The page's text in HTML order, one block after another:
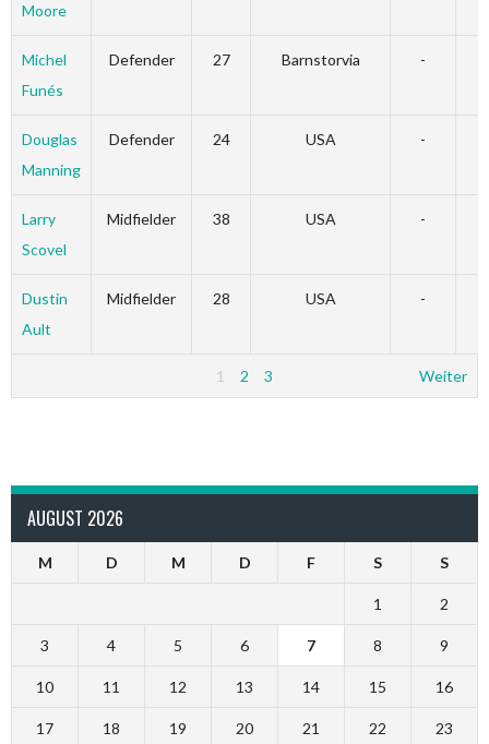
Moore
Michel
Funés
Defender 27 Barnstorvia -
Douglas
Manning
Defender 24 USA -
Larry
Scovel
Midfielder 38 USA -
Dustin
Ault
Midfielder 28 USA -
1 2 3 Weiter
AUGUST 2026
M D M D F S S
1 2
3 4 5 6 7 8 9
10 11 12 13 14 15 16
17 18 19 20 21 22 23